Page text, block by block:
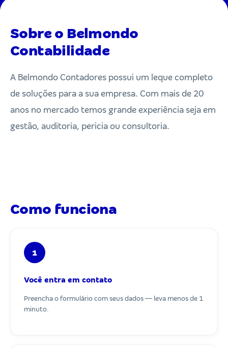
Sobre o Belmondo
Contabilidade
A Belmondo Contadores possui um leque completo
de soluções para a sua empresa. Com mais de 20
anos no mercado temos grande experiência seja em
gestão, auditoria, pericia ou consultoria.
Como funciona
1
Você entra em contato
Preencha o formulário com seus dados — leva menos de 1
minuto.